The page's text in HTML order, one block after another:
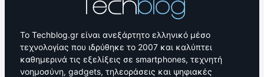
Το Techblog.gr είναι ανεξάρτητο ελληνικό μέσο
τεχνολογίας που ιδρύθηκε το 2007 και καλύπτει
καθημερινά τις εξελίξεις σε smartphones, τεχνητή
νοημοσύνη, gadgets, τηλεοράσεις και ψηφιακές